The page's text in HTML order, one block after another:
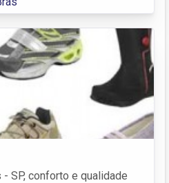
SP, conforto e qualidade